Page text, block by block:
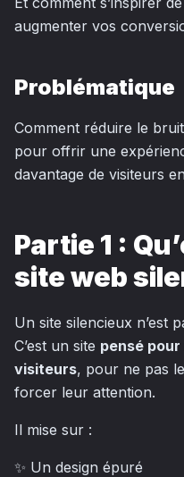
augmenter vos
Problématique
Comment réduire le
pour offrir une
davantage de visiteurs
Partie 1 :
site web
Un site silencieux n’est
C’est un site pensé
visiteurs, pour ne pas
forcer leur attention.
Il mise sur :
✨ Un design épuré